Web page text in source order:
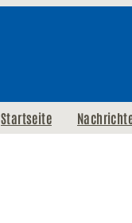
Startseite